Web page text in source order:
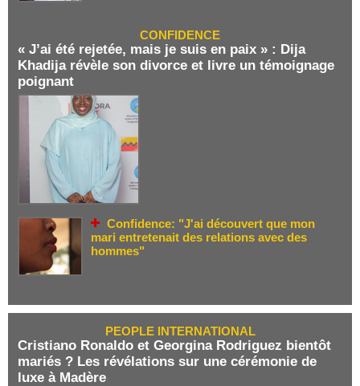
CONFIDENCE
« J’ai été rejetée, mais je suis en paix » : Dija
Khadija révèle son divorce et livre un témoignage
poignant
Confidence: "J'ai découvert que mon
mari entretenait des relations avec des
hommes"
PEOPLE INTERNATIONAL
Cristiano Ronaldo et Georgina Rodriguez bientôt
mariés ? Les révélations sur une cérémonie de
luxe à Madère